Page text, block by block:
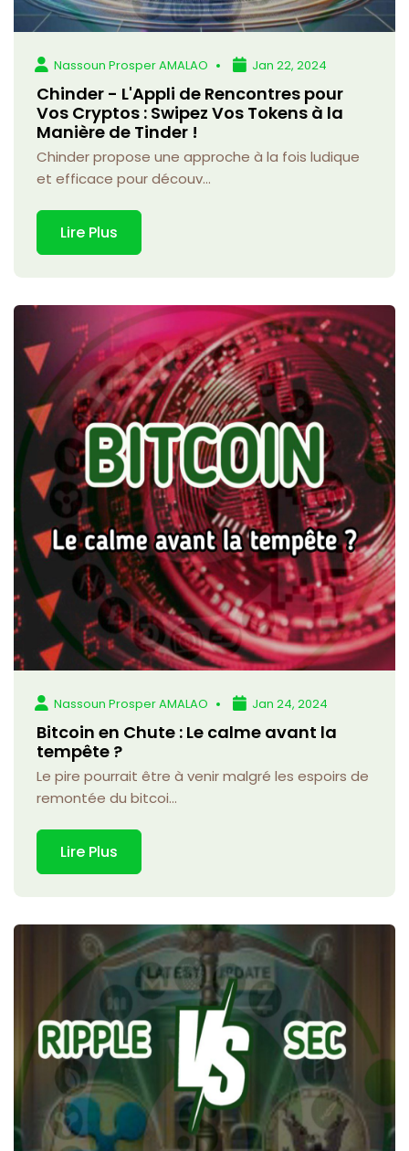
Nassoun Prosper AMALAO Jan 22, 2024
Chinder - L'Appli de Rencontres pour
Vos Cryptos : Swipez Vos Tokens à la
Manière de Tinder !
Chinder propose une approche à la fois ludique
et efficace pour découv...
Lire Plus
Nassoun Prosper AMALAO Jan 24, 2024
Bitcoin en Chute : Le calme avant la
tempête ?
Le pire pourrait être à venir malgré les espoirs de
remontée du bitcoi...
Lire Plus